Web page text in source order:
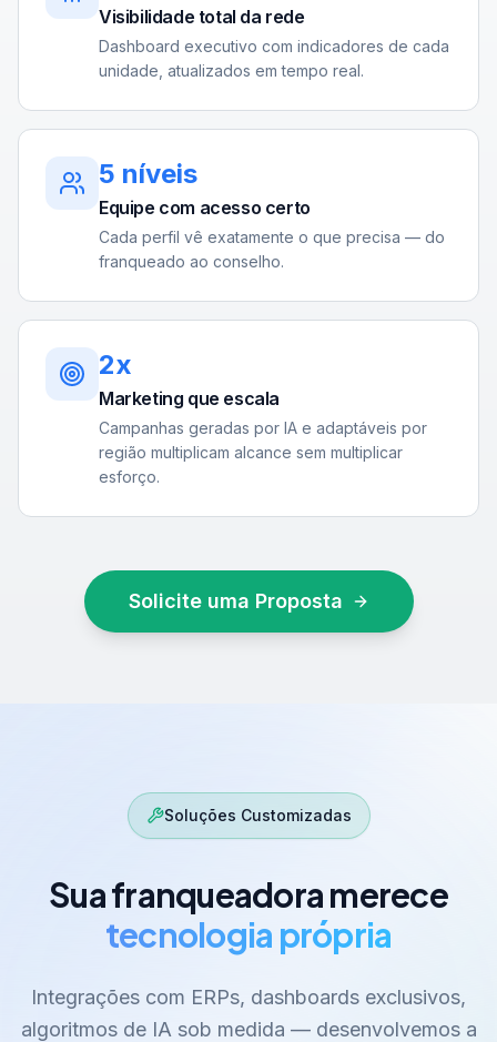
Visibilidade total da rede
Dashboard executivo com indicadores de cada
unidade, atualizados em tempo real.
5 níveis
Equipe com acesso certo
Cada perfil vê exatamente o que precisa — do
franqueado ao conselho.
2x
Marketing que escala
Campanhas geradas por IA e adaptáveis por
região multiplicam alcance sem multiplicar
esforço.
Solicite uma Proposta
Soluções Customizadas
Sua franqueadora merece
tecnologia própria
Integrações com ERPs, dashboards exclusivos,
algoritmos de IA sob medida — desenvolvemos a